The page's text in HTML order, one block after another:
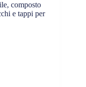
composto
e tappi per